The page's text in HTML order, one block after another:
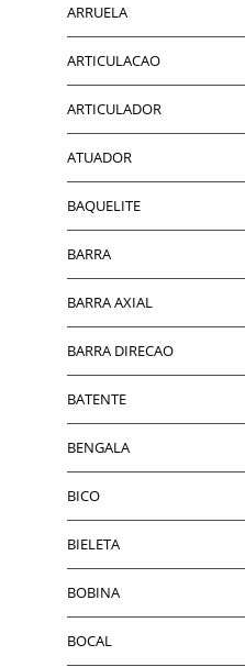
ARRUELA
ARTICULACAO
ARTICULADOR
ATUADOR
BAQUELITE
BARRA
BARRA AXIAL
BARRA DIRECAO
BATENTE
BENGALA
BICO
BIELETA
BOBINA
BOCAL